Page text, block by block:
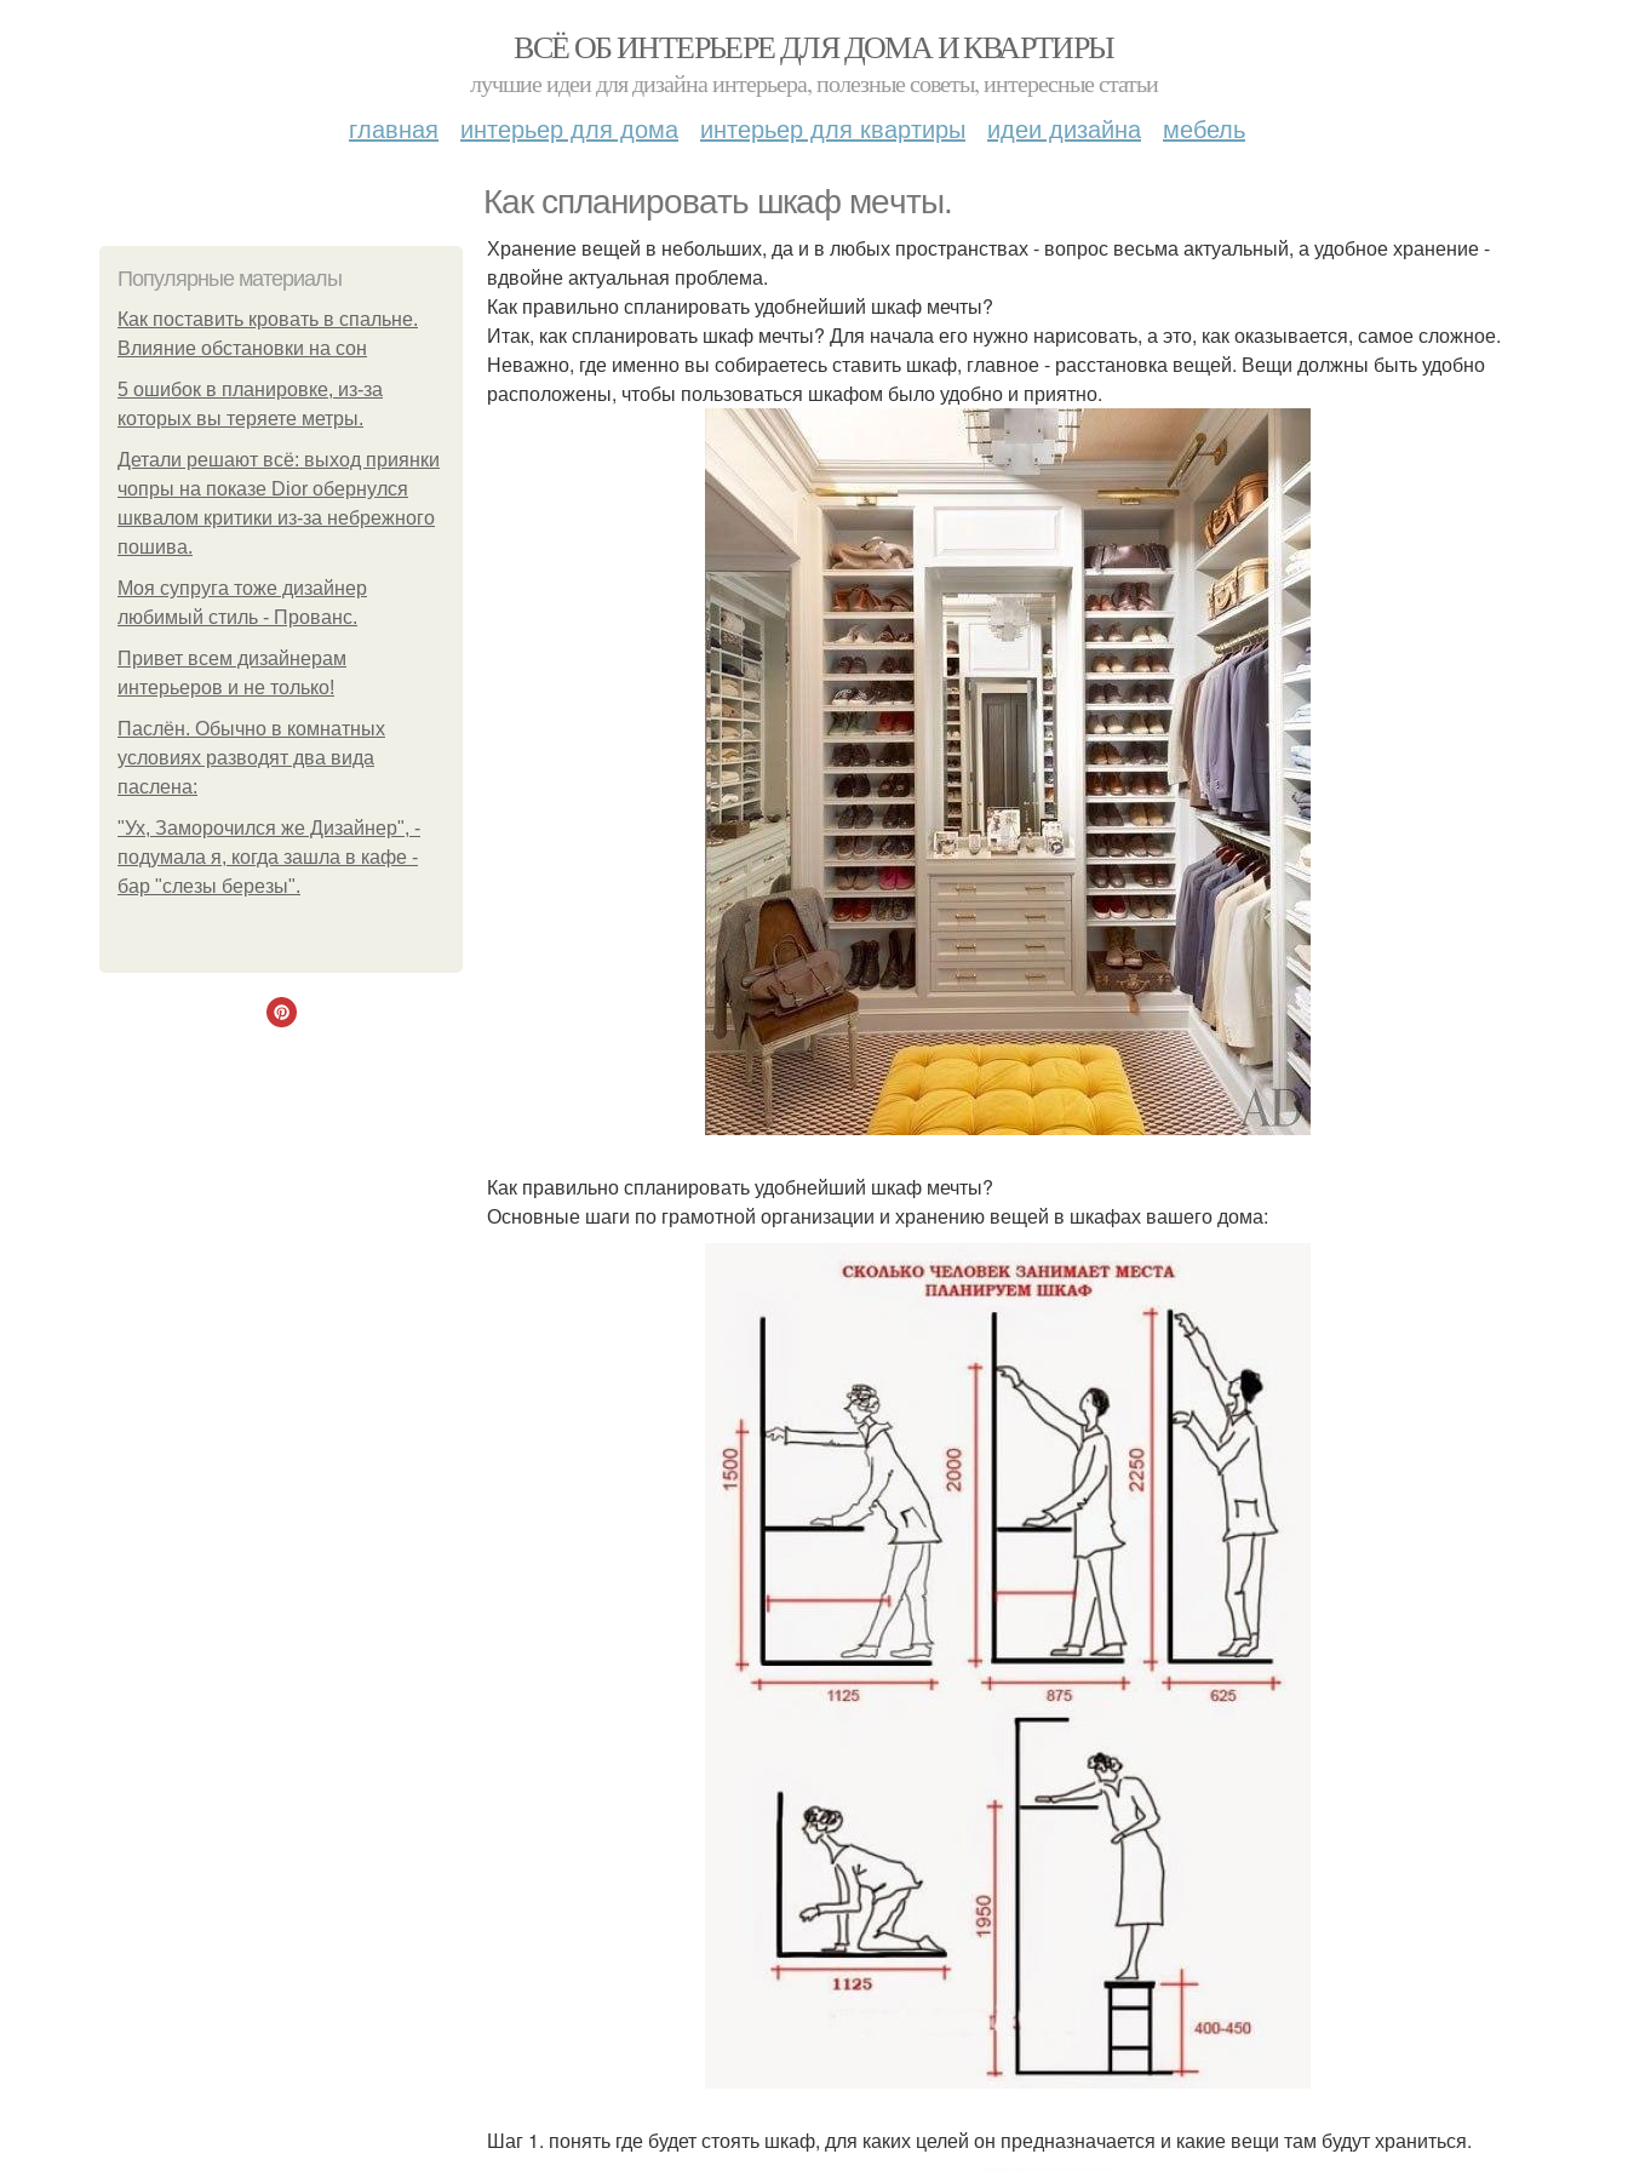
ВСЁ ОБ ИНТЕРЬЕРЕ ДЛЯ ДОМА И КВАРТИРЫ
лучшие идеи для дизайна интерьера, полезные советы, интересные статьи
главная интерьер для дома интерьер для квартиры идеи дизайна мебель
Кaк cплaнировaть шкaф мeчты.
Популярные материалы
Как поставить кровать в спальне.
Влияние обстановки на сон
5 ошибок в планировке, из-за
которых вы теряете метры.
Детали решают всё: выход приянки
чопры на показе Dior обернулся
шквалом критики из-за небрежного
пошива.
Моя супруга тоже дизайнер
любимый стиль - Прованс.
Привет всем дизайнерам
интерьеров и не только!
Паслён. Обычно в комнатных
условиях разводят два вида
паслена:
"Ух, Заморочился же Дизайнер", -
подумала я, когда зашла в кафе -
бар "слезы березы".
Хранение вещей в небольших, да и в любых пространствах - вопрос весьма актуальный, а удобное хранение -
вдвойне актуальная проблема.
Как правильно спланировать удобнейший шкаф мечты?
Итак, как спланировать шкаф мечты? Для начала его нужно нарисовать, а это, как оказывается, самое сложное.
Неважно, где именно вы собираетесь ставить шкаф, главное - расстановка вещей. Вещи должны быть удобно
расположены, чтобы пользоваться шкафом было удобно и приятно.
Как правильно спланировать удобнейший шкаф мечты?
Основные шаги по грамотной организации и хранению вещей в шкафах вашего дома:
Шаг 1. понять где будет стоять шкаф, для каких целей он предназначается и какие вещи там будут храниться.